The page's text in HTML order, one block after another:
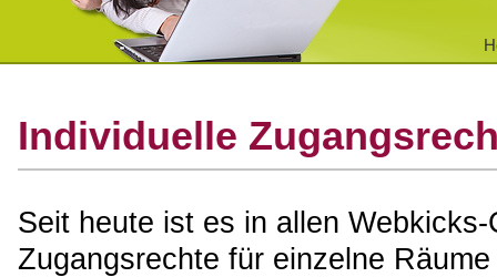
Individuelle
Seit heute ist es in allen
Zugangsrechte für einzelne